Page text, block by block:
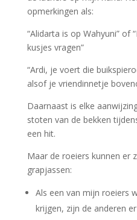
opmerkingen als:
“Alidarta is op Wahyuni” of
kusjes vragen”
“Ardi, je voert die
alsof je vriendinnetje
Daarnaast is elke
stoten van de bekken
een hit.
Maar de roeiers kunnen er
grapjassen:
Als een van mijn roeiers
krijgen, zijn de anderen